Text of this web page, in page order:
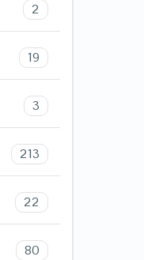
2
19
3
213
22
80